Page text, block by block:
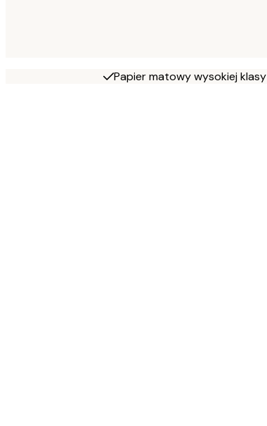
Papier matowy wysokiej klasy